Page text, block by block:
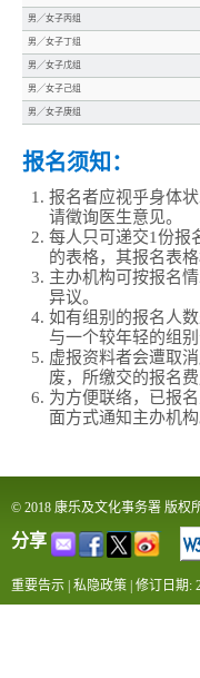
男╱女子丙组
男╱女子丁组
男╱女子戊组
男╱女子己组
男╱女子庚组
报名须知：
报名者应视乎身体
请徵询医生意见。
每人只可递交1份报
的表格，其报名表格
主办机构可按报名
异议。
如有组别的报名人
与一个较年轻的组
虚报资料者会遭取
废，所缴交的报名费
为方便联络，已报
面方式通知主办机构
© 2018 康乐及文化事务署 版权
分享
重要告示 私隐政策 修订日期: